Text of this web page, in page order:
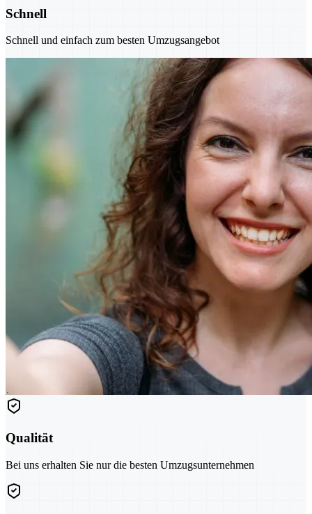
Schnell
Schnell und einfach zum besten Umzugsangebot
Qualität
Bei uns erhalten Sie nur die besten Umzugsunternehmen